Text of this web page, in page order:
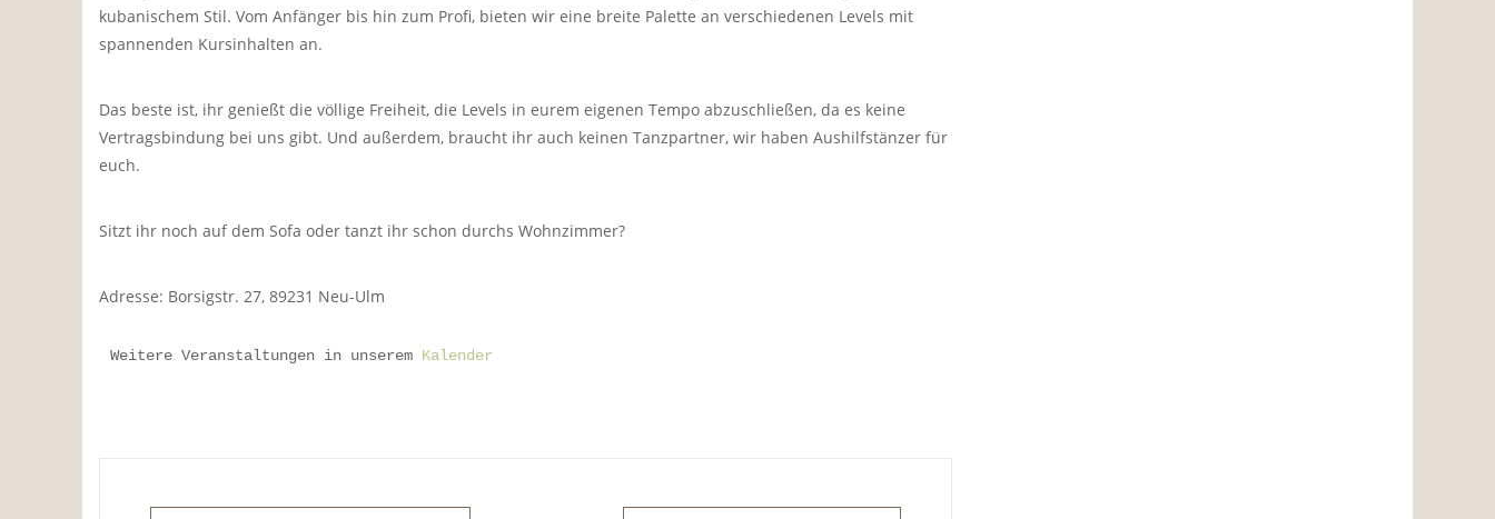
kubanischem Stil. Vom Anfänger bis hin zum Profi, bieten wir eine breite Palette an verschiedenen Levels mit
spannenden Kursinhalten an.
Das beste ist, ihr genießt die völlige Freiheit, die Levels in eurem eigenen Tempo abzuschließen, da es keine
Vertragsbindung bei uns gibt. Und außerdem, braucht ihr auch keinen Tanzpartner, wir haben Aushilfstänzer für
euch.
Sitzt ihr noch auf dem Sofa oder tanzt ihr schon durchs Wohnzimmer?
Adresse: Borsigstr. 27, 89231 Neu-Ulm
Weitere Veranstaltungen in unserem Kalender